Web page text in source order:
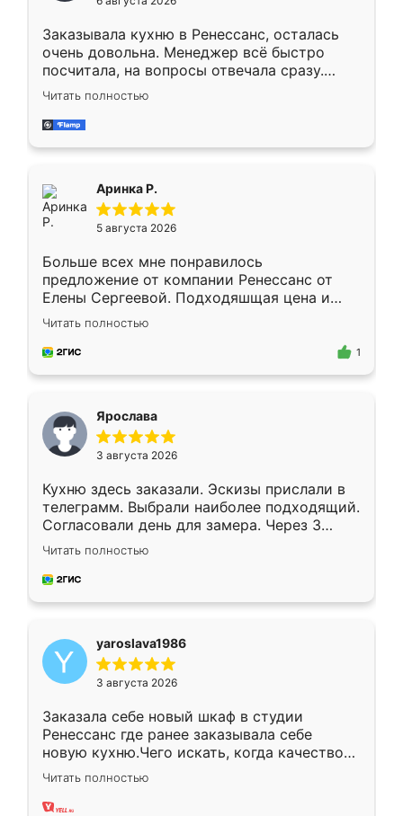
мебели буду заказывать только здесь.
Заказывала кухню в Ренессанс, осталась
очень довольна. Менеджер всё быстро
посчитала, на вопросы отвечала сразу.
Замерщик приехал в субботу, подошёл к
делу со всей ответственностью. Собрали
за день, ребята работали аккуратно, даже
Читать полностью
Аринка Р.
5 августа 2026
Больше всех мне понравилось
предложение от компании Ренессанс от
Елены Сергеевой. Подходяшщая цена и
короткие сроки изготовления. Приехавший
для замера сотрудник Владислав
предложил по моему эскизу самый
Читать полностью
1
Ярослава
3 августа 2026
Кухню здесь заказали. Эскизы прислали в
телеграмм. Выбрали наиболее подходящий.
Согласовали день для замера. Через 3
недели кухня была уже готова. Остались
довольны работой. Спасибо Ренессанс
мебель за качественную работу!
Читать полностью
yaroslava1986
3 августа 2026
Заказала себе новый шкаф в студии
Ренессанс где ранее заказывала себе
новую кухню.Чего искать, когда качеством
вполне довольна. Служит кухня уже почти
два года, нареканий нет.
Читать полностью